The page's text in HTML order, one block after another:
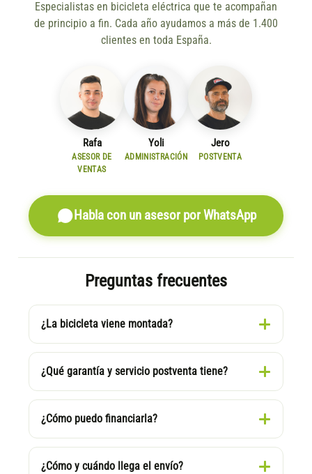
Especialistas en bicicleta eléctrica que te acompañan
de principio a fin. Cada año ayudamos a más de 1.400
clientes en toda España.
Rafa
ASESOR DE
VENTAS
Yoli
ADMINISTRACIÓN
Jero
POSTVENTA
Habla con un asesor por WhatsApp
Preguntas frecuentes
¿La bicicleta viene montada?
¿Qué garantía y servicio postventa tiene?
¿Cómo puedo financiarla?
¿Cómo y cuándo llega el envío?